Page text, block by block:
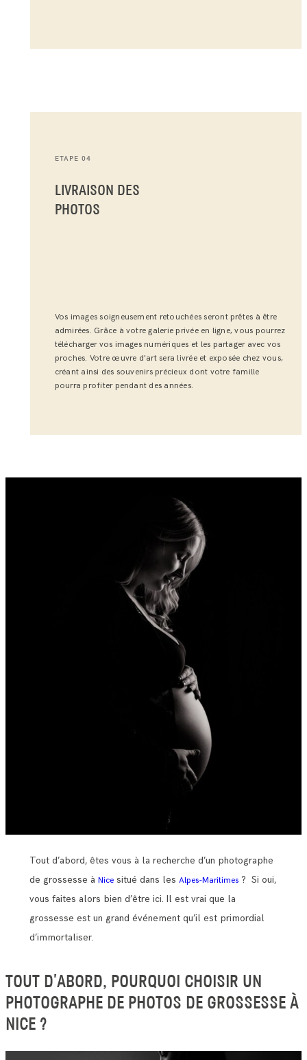
ETAPE 04
LIVRAISON DES
PHOTOS
Vos images soigneusement retouchées seront prêtes à être
admirées. Grâce à votre galerie privée en ligne, vous pourrez
télécharger vos images numériques et les partager avec vos
proches. Votre œuvre d'art sera livrée et exposée chez vous,
créant ainsi des souvenirs précieux dont votre famille
pourra profiter pendant des années.
Tout d’abord, êtes vous à la recherche d’un photographe
de grossesse à Nicesitué dans les Alpes-Maritimes? Si oui,
vous faites alors bien d’être ici. Il est vrai que la
grossesse est un grand événement qu’il est primordial
d’immortaliser.
TOUT D’ABORD, POURQUOI CHOISIR UN
PHOTOGRAPHE DE PHOTOS DE GROSSESSE À
NICE ?